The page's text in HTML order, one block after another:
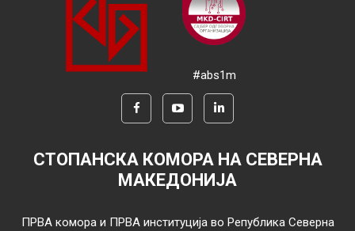
#abs1m
СТОПАНСКА КОМОРА НА СЕВЕРНА
МАКЕДОНИЈА
ПРВА комора и ПРВА институција во Република Северна